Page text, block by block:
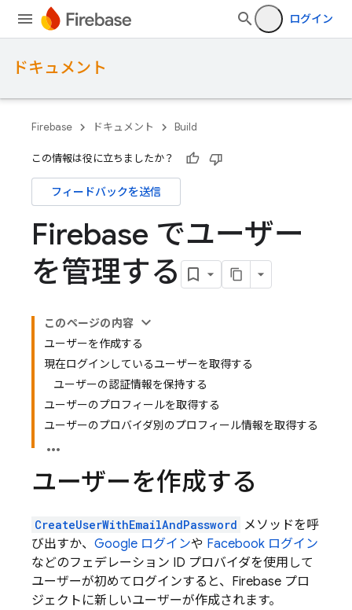
ログイン
ドキュメント
Firebase ドキュメント Build
この情報は役に立ちましたか？
フィードバックを送信
Firebase でユーザー
を管理する
このページの内容
ユーザーを作成する
現在ログインしているユーザーを取得する
ユーザーの認証情報を保持する
ユーザーのプロフィールを取得する
ユーザーのプロバイダ別のプロフィール情報を取得する
ユーザーを作成する
CreateUserWithEmailAndPassword メソッドを呼
び出すか、 Google ログインや Facebook ログイン
などのフェデレーション ID プロバイダを使用して
ユーザーが初めてログインすると、Firebase プロ
ジェクトに新しいユーザーが作成されます。